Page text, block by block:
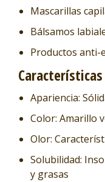
Mascarillas
Bálsamos
Productos anti-
Apariencia:
Color: Amarillo
Olor:
Solubilidad:
y grasas